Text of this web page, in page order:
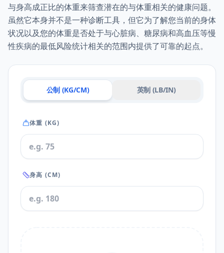
与身高成正比的体重来筛查潜在的与体重相关的健康问题。
虽然它本身并不是一种诊断工具，但它为了解您当前的身体
状况以及您的体重是否处于与心脏病、糖尿病和高血压等慢
性疾病的最低风险统计相关的范围内提供了可靠的起点。
公制 (KG/CM) 英制 (LB/IN)
体重 (KG)
身高 (CM)